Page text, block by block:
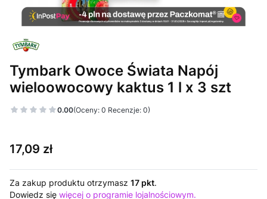
Tymbark Owoce Świata Napój
wieloowocowy kaktus 1 l x 3 szt
0.00(Oceny: 0 Recenzje: 0)
Cena
17,09 zł
Za zakup produktu otrzymasz 17 pkt.
Dowiedz się więcej o programie lojalnościowym.